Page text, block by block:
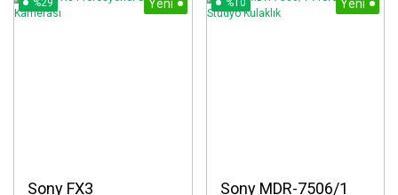
%29 Yeni
Sony FX3
%10 Yeni
Sony MDR-7506/1